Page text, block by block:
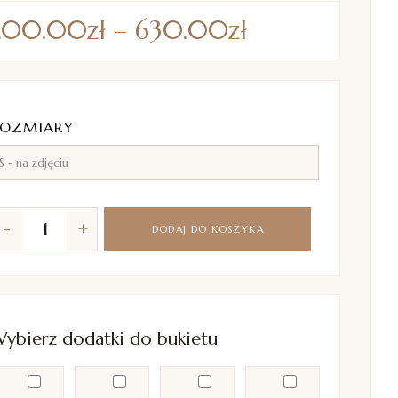
zł – 630.00zł
+
- DODAJ DO KOSZYKA
dodatki do bukietu